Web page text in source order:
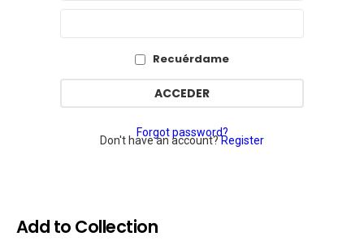
usuario
electrónico
Recuérdame
Forgot password?
Don't have an account?Register
Add to Collection